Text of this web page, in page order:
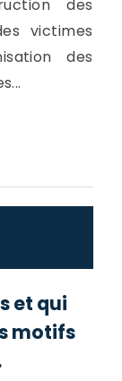
des
victimes
des
et qui
motifs